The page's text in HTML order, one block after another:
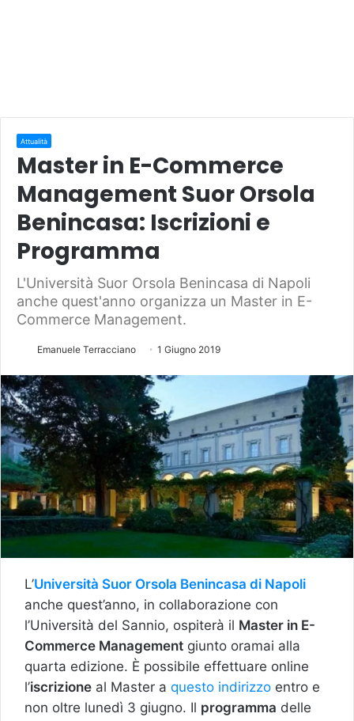
Attualità
Master in E-Commerce
Management Suor Orsola
Benincasa: Iscrizioni e
Programma
L'Università Suor Orsola Benincasa di Napoli
anche quest'anno organizza un Master in E-
Commerce Management.
Emanuele Terracciano 1 Giugno 2019
L’Università Suor Orsola Benincasa di Napoli
anche quest’anno, in collaborazione con
l’Università del Sannio, ospiterà il Master in E-
Commerce Management giunto oramai alla
quarta edizione. È possibile effettuare online
l’iscrizione al Master a questo indirizzo entro e
non oltre lunedì 3 giugno. Il programma delle